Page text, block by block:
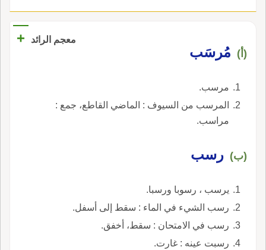
معجم الرائد +
(أ) مُرسَب
مرسب.
المرسب من السيوف : الماضي القاطع، جمع :
مراسب.
(ب) رسب
يرسب ، رسوبا ورسبا.
رسب الشيء في الماء : سقط إلى أسفل.
رسب في الامتحان : سقط، أخفق.
رسبت عينه : غارت.